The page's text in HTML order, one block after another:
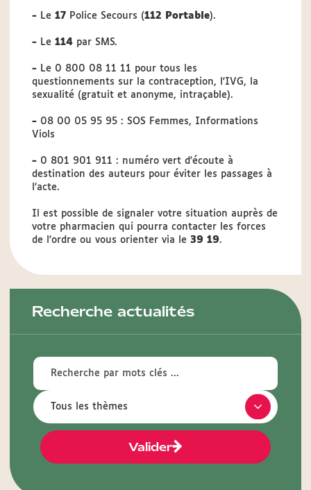
- Le 17 Police Secours (112 Portable).
- Le 114 par SMS.
- Le 0 800 08 11 11 pour tous les
questionnements sur la contraception, l'IVG, la
sexualité (gratuit et anonyme, intraçable).
- 08 00 05 95 95 : SOS Femmes, Informations
Viols
- 0 801 901 911 : numéro vert d'écoute à
destination des auteurs pour éviter les passages à
l'acte.
Il est possible de signaler votre situation auprès de
votre pharmacien qui pourra contacter les forces
de l'ordre ou vous orienter via le 39 19.
Recherche actualités
Valider